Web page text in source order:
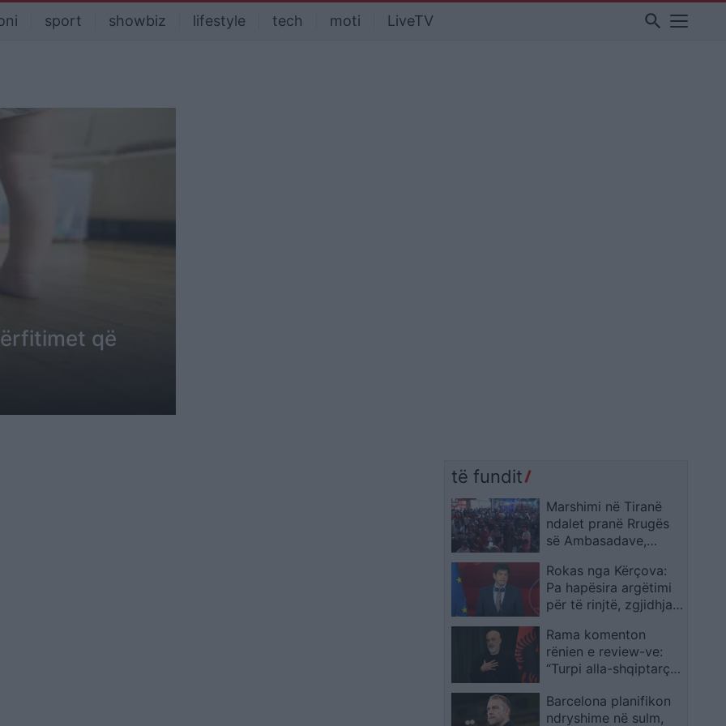
sport showbiz lifestyle tech moti LiveTV search
që
të fundit
Marshimi në Tiranë
ndalet pranë Rrugës
së Ambasadave,
largimin e Ramës: I
korruptuar!
Rokas nga Kërçova:
Pa hapësira argëtimi
për të rinjtë, zgjidhja
kazinoja dhe bastorja
Rama komenton
rënien e review-ve:
“Turpi alla-shqiptarçe”
Google, bizneset po
dalin nga bloza
Barcelona planifikon
ndryshime në sulm,